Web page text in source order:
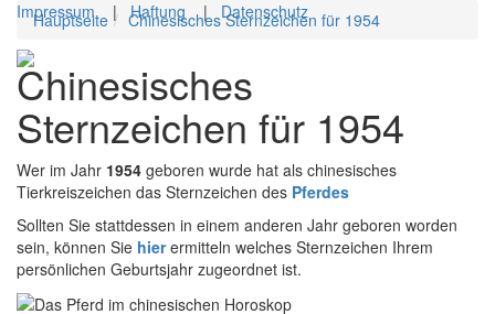
Impressum|Haftung | Datenschutz
Hauptseite Chinesisches Sternzeichen für 1954
Chinesisches
Sternzeichen für 1954
Wer im Jahr 1954 geboren wurde hat als chinesisches
Tierkreiszeichen das Sternzeichen des Pferdes
Sollten Sie stattdessen in einem anderen Jahr geboren worden
sein, können Sie hierermitteln welches Sternzeichen Ihrem
persönlichen Geburtsjahr zugeordnet ist.